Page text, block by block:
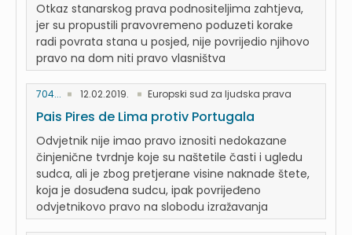
Otkaz stanarskog prava podnositeljima zahtjeva,
jer su propustili pravovremeno poduzeti korake
radi povrata stana u posjed, nije povrijedio njihovo
pravo na dom niti pravo vlasništva
704... 12.02.2019. Europski sud za ljudska prava
Pais Pires de Lima protiv Portugala
Odvjetnik nije imao pravo iznositi nedokazane
činjenične tvrdnje koje su naštetile časti i ugledu
sudca, ali je zbog pretjerane visine naknade štete,
koja je dosuđena sudcu, ipak povrijeđeno
odvjetnikovo pravo na slobodu izražavanja